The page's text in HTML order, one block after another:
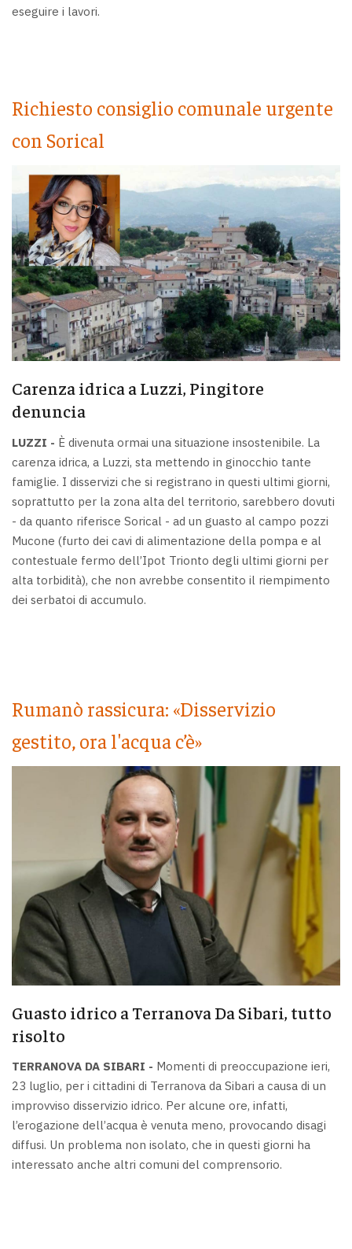
eseguire i lavori.
Richiesto consiglio comunale urgente
con Sorical
Carenza idrica a Luzzi, Pingitore
denuncia
LUZZI - È divenuta ormai una situazione insostenibile. La
carenza idrica, a Luzzi, sta mettendo in ginocchio tante
famiglie. I disservizi che si registrano in questi ultimi giorni,
soprattutto per la zona alta del territorio, sarebbero dovuti
- da quanto riferisce Sorical - ad un guasto al campo pozzi
Mucone (furto dei cavi di alimentazione della pompa e al
contestuale fermo dell’Ipot Trionto degli ultimi giorni per
alta torbidità), che non avrebbe consentito il riempimento
dei serbatoi di accumulo.
Rumanò rassicura: «Disservizio
gestito, ora l'acqua c’è»
Guasto idrico a Terranova Da Sibari, tutto
risolto
TERRANOVA DA SIBARI - Momenti di preoccupazione ieri,
23 luglio, per i cittadini di Terranova da Sibari a causa di un
improvviso disservizio idrico. Per alcune ore, infatti,
l’erogazione dell’acqua è venuta meno, provocando disagi
diffusi. Un problema non isolato, che in questi giorni ha
interessato anche altri comuni del comprensorio.